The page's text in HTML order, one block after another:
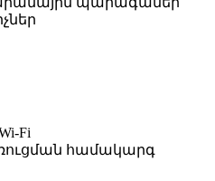
Fi
համակարգ